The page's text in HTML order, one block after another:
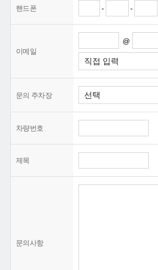
핸드폰 - -
이메일
@
문의 주차장
차량번호
제목
문의사항